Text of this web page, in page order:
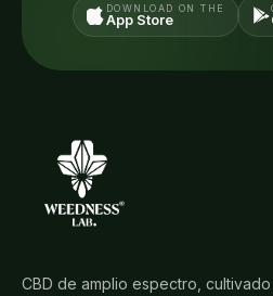
DOWNLOAD ON THE
App Store
CBD de amplio espectro,